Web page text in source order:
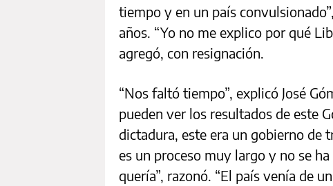
tiempo y en un país
años. “Yo no me explico por qué
agregó, con resignación.
“Nos faltó tiempo”, explicó José
pueden ver los resultados de este
dictadura, este era un gobierno de
es un proceso muy largo y no se
quería”, razonó. “El país venía de